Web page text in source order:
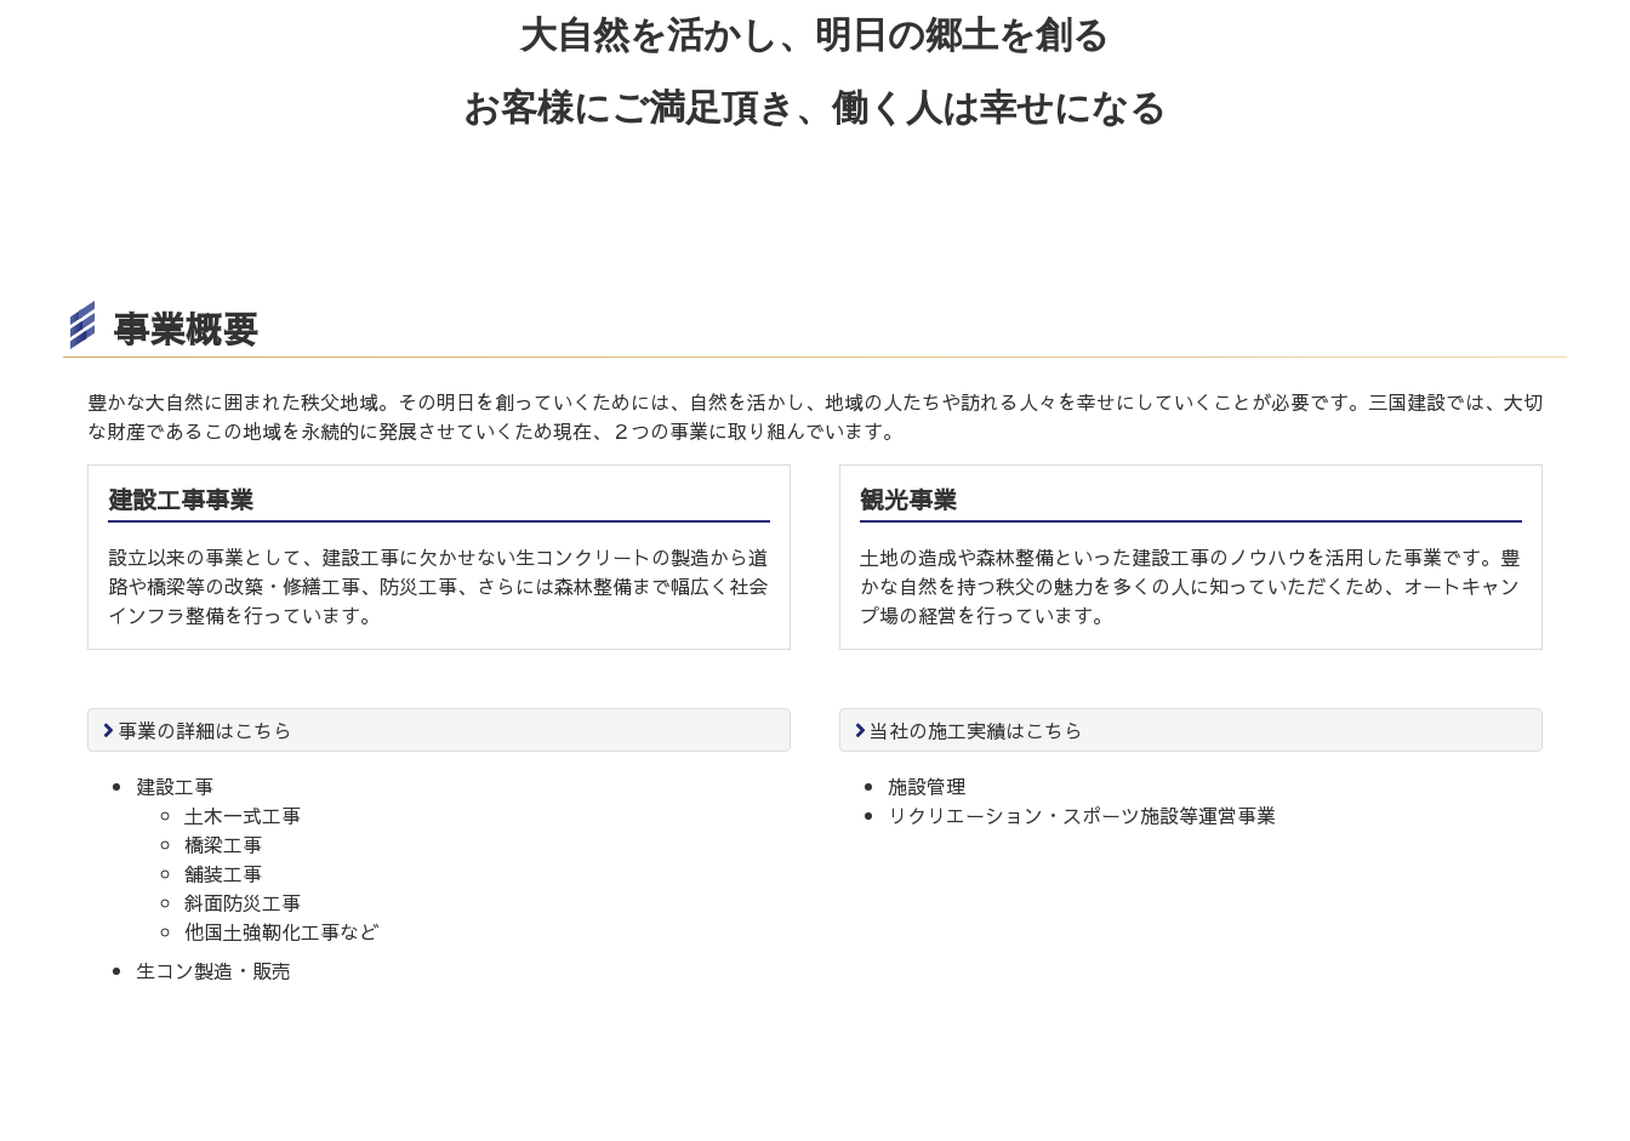
大自然を活かし、明日の郷土を創る
お客様にご満足頂き、働く人は幸せになる
事業概要
豊かな大自然に囲まれた秩父地域。その明日を創っていくためには、自然を活かし、地域の人たちや訪れる人々を幸せにしていくことが必要です。三国建設では、大切
な財産であるこの地域を永続的に発展させていくため現在、２つの事業に取り組んでいます。
建設工事事業
設立以来の事業として、建設工事に欠かせない生コンクリートの製造から道
路や橋梁等の改築・修繕工事、防災工事、さらには森林整備まで幅広く社会
インフラ整備を行っています。
観光事業
土地の造成や森林整備といった建設工事のノウハウを活用した事業です。豊
かな自然を持つ秩父の魅力を多くの人に知っていただくため、オートキャン
プ場の経営を行っています。
事業の詳細はこちら
建設工事
土木一式工事
橋梁工事
舗装工事
斜面防災工事
他国土強靭化工事など
生コン製造・販売
当社の施工実績はこちら
施設管理
リクリエーション・スポーツ施設等運営事業